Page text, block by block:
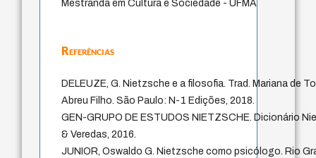
Mestranda em Cultura e Sociedade - UFMA
Referências
DELEUZE, G. Nietzsche e a filosofia. Trad. Mariana de
Abreu Filho. São Paulo: N-1 Edições, 2018.
GEN-GRUPO DE ESTUDOS NIETZSCHE. Dicionário
& Veredas, 2016.
JUNIOR, Oswaldo G. Nietzsche como psicólogo. Rio